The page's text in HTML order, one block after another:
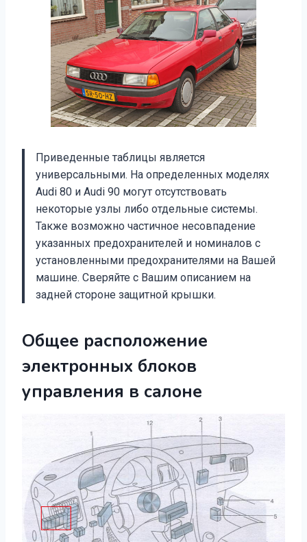
Приведенные таблицы является
универсальными. На определенных моделях
Audi 80 и Audi 90 могут отсутствовать
некоторые узлы либо отдельные системы.
Также возможно частичное несовпадение
указанных предохранителей и номиналов с
установленными предохранителями на Вашей
машине. Сверяйте с Вашим описанием на
задней стороне защитной крышки.
Общее расположение
электронных блоков
управления в салоне